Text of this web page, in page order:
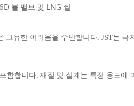
볼 밸브 및 LNG 씰
고유한 어려움을 수반합니다. JST는
함합니다. 재질 및 설계는 특정 용도에